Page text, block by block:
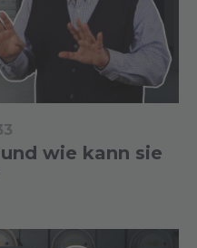
wie kann sie